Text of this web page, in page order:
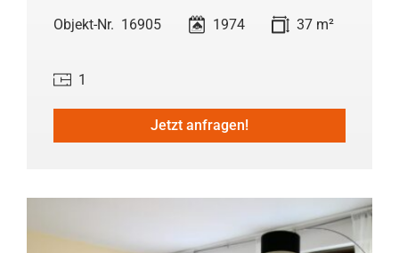
16905 1974 37 m²
1
Jetzt anfragen!